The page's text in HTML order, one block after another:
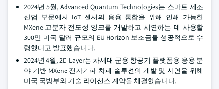
2024년 5월, Advanced Quantum Technologies는 스마트 제조
산업 부문에서 IoT 센서의 응용 통합을 위해 인쇄 가능한
MXene-고분자 전도성 잉크를 개발하고 시연하는 데 사용할
300만 미국 달러 규모의 EU Horizon 보조금을 성공적으로 수
령했다고 발표했습니다.
2024년 4월, 2D Layer는 차세대 군용 항공기 플랫폼용 응용 분
야 기반 MXene 전자기파 차폐 솔루션의 개발 및 시연을 위해
미국 국방부와 기술 라이선스 계약을 체결했습니다.